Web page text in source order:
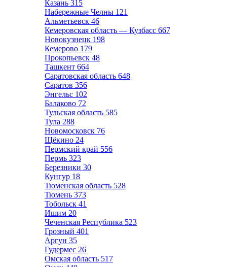
Казань 315
Набережные Челны 121
Альметьевск 46
Кемеровская область — Кузбасс 667
Новокузнецк 198
Кемерово 179
Прокопьевск 48
Ташкент 664
Саратовская область 648
Саратов 356
Энгельс 102
Балаково 72
Тульская область 585
Тула 288
Новомосковск 76
Щёкино 24
Пермский край 556
Пермь 323
Березники 30
Кунгур 18
Тюменская область 528
Тюмень 373
Тобольск 41
Ишим 20
Чеченская Республика 523
Грозный 401
Аргун 35
Гудермес 26
Омская область 517